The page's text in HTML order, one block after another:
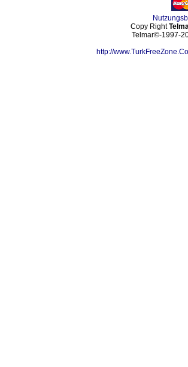
Copy Right
Telmar©-1997-
http://